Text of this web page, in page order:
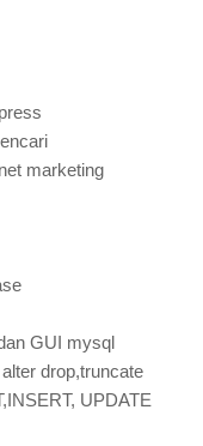
marketing
GUI mysql
drop,truncate
UPDATE